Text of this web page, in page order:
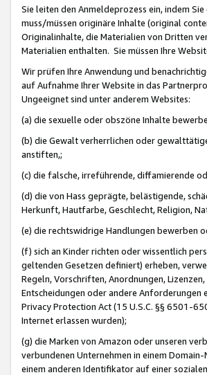
Sie leiten den Anmeldeprozess ein, indem
muss/müssen originäre Inhalte (original
Originalinhalte, die Materialien von Dritten
Materialien enthalten. Sie müssen Ihre
Wir prüfen Ihre Anwendung und
auf Aufnahme Ihrer Website in das
Ungeeignet sind unter anderem Websites:
(a) die sexuelle oder obszöne Inhalte
(b) die Gewalt verherrlichen oder
anstiften,;
(c) die falsche, irreführende, diffamierende
(d) die von Hass geprägte, belästigende,
Herkunft, Hautfarbe, Geschlecht, Religion,
(e) die rechtswidrige Handlungen bewerben
(f) sich an Kinder richten oder wissentlich
geltenden Gesetzen definiert) erheben,
Regeln, Vorschriften, Anordnungen,
Entscheidungen oder andere Anforderungen
Privacy Protection Act (15 U.S.C. §§ 6501-
Internet erlassen wurden);
(g) die Marken von Amazon oder unseren
verbundenen Unternehmen in einem
einem anderen Identifikator auf einer